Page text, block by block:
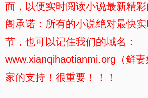
面，以便实时阅读小说最新精
阁承诺：所有的小说绝对最快
节，也可以记住我们的域名：
www.xianqihaotianmi.org（鲜
家的支持！很重要！！！